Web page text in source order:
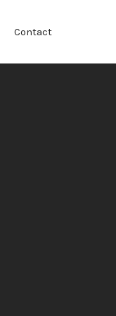
Contact